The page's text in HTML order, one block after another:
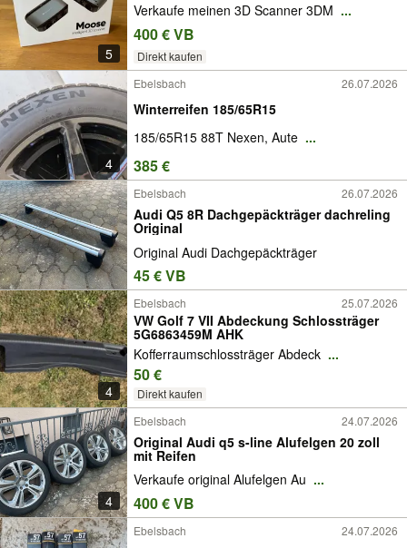
5
Verkaufe meinen 3D Scanner 3DM ...
400 € VB
Direkt kaufen
4
Ebelsbach 26.07.2026
Winterreifen 185/65R15
185/65R15 88T Nexen, Aute ...
385 €
Ebelsbach 26.07.2026
Audi Q5 8R Dachgepäckträger dachreling
Original
Original Audi Dachgepäckträger
45 € VB
4
Ebelsbach 25.07.2026
VW Golf 7 VII Abdeckung Schlossträger
5G6863459M AHK
Kofferraumschlossträger Abdeck ...
50 €
Direkt kaufen
4
Ebelsbach 24.07.2026
Original Audi q5 s-line Alufelgen 20 zoll
mit Reifen
Verkaufe original Alufelgen Au ...
400 € VB
Ebelsbach 24.07.2026